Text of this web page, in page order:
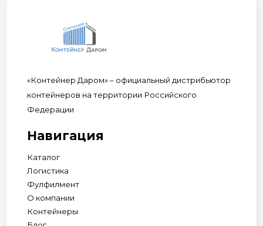
«Контейнер Даром» – официальный дистрибьютор
контейнеров на территории Российского
Федерации
Навигация
Каталог
Логистика
Фулфилмент
О компании
Контейнеры